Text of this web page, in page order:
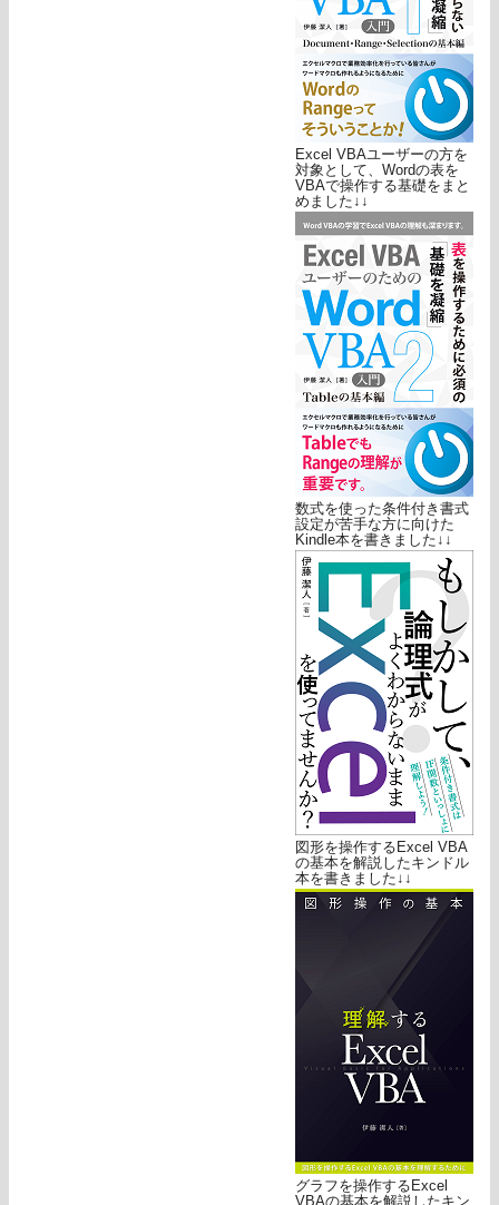
Excel VBAユーザーの方を
対象として、Wordの表を
VBAで操作する基礎をまと
めました↓↓
数式を使った条件付き書式
設定が苦手な方に向けた
Kindle本を書きました↓↓
図形を操作するExcel VBA
の基本を解説したキンドル
本を書きました↓↓
グラフを操作するExcel
VBAの基本を解説したキン